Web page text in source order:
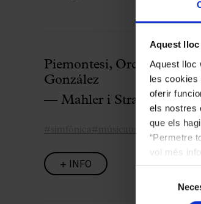
Aquest
Aquest lloc
les cookies
oferir
els nostres
que els
“Permetre
vol més
les cookies
Piemontesi, Orquestra
González
— Mahler i Strauss
#músicauniversal
+ INFO